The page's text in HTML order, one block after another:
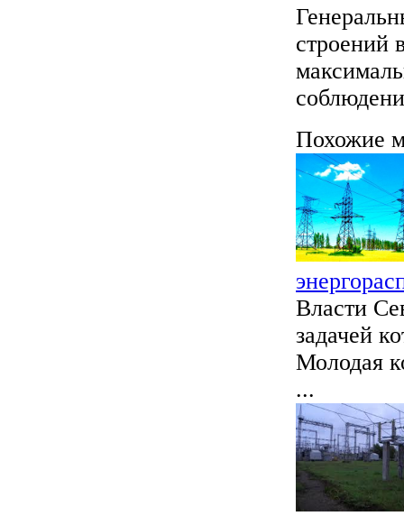
строений
Похожие
Власти
задачей
Молодая
...